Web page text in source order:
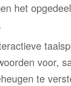
het
voor,
te